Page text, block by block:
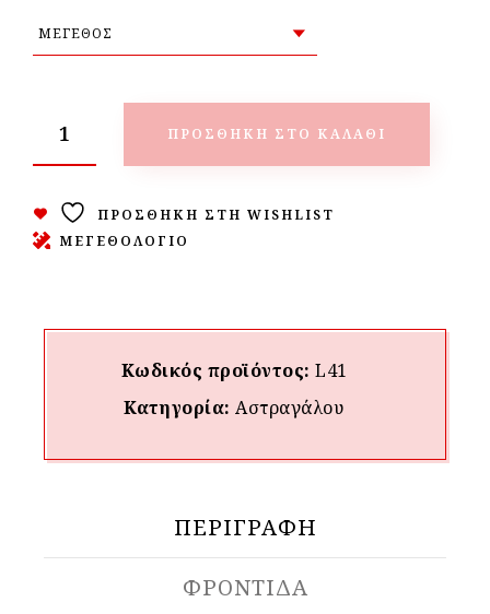
ΠΡΟΣΘΉΚΗ ΣΤΟ ΚΑΛΆΘΙ
ΠΡΟΣΘΉΚΗ ΣΤΗ WISHLIST
ΜΕΓΕΘΟΛΟΓΙΟ
Κωδικός προϊόντος: L41
Κατηγορία:Αστραγάλου
ΠΕΡΙΓΡΑΦΉ
ΦΡΟΝΤΙΔΑ